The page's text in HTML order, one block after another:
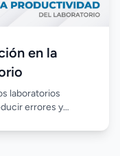
en la
laboratorios
errores y
fortalecer la